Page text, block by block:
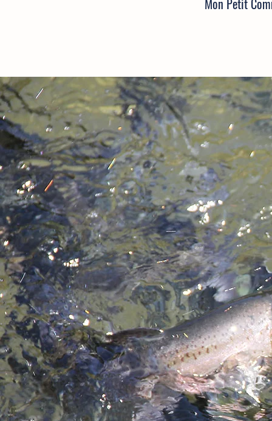
Mon Petit